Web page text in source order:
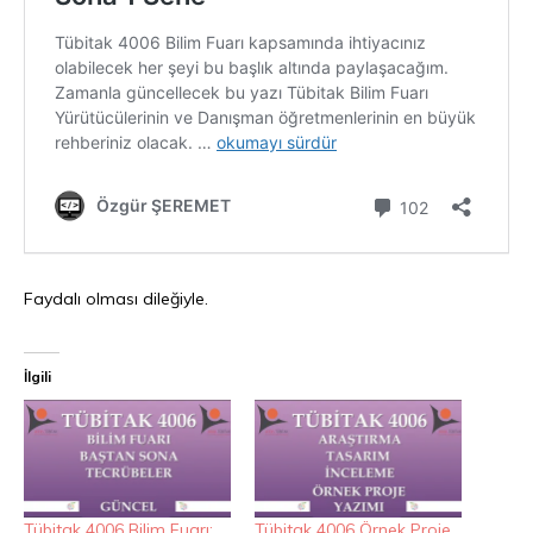
Faydalı olması dileğiyle.
İlgili